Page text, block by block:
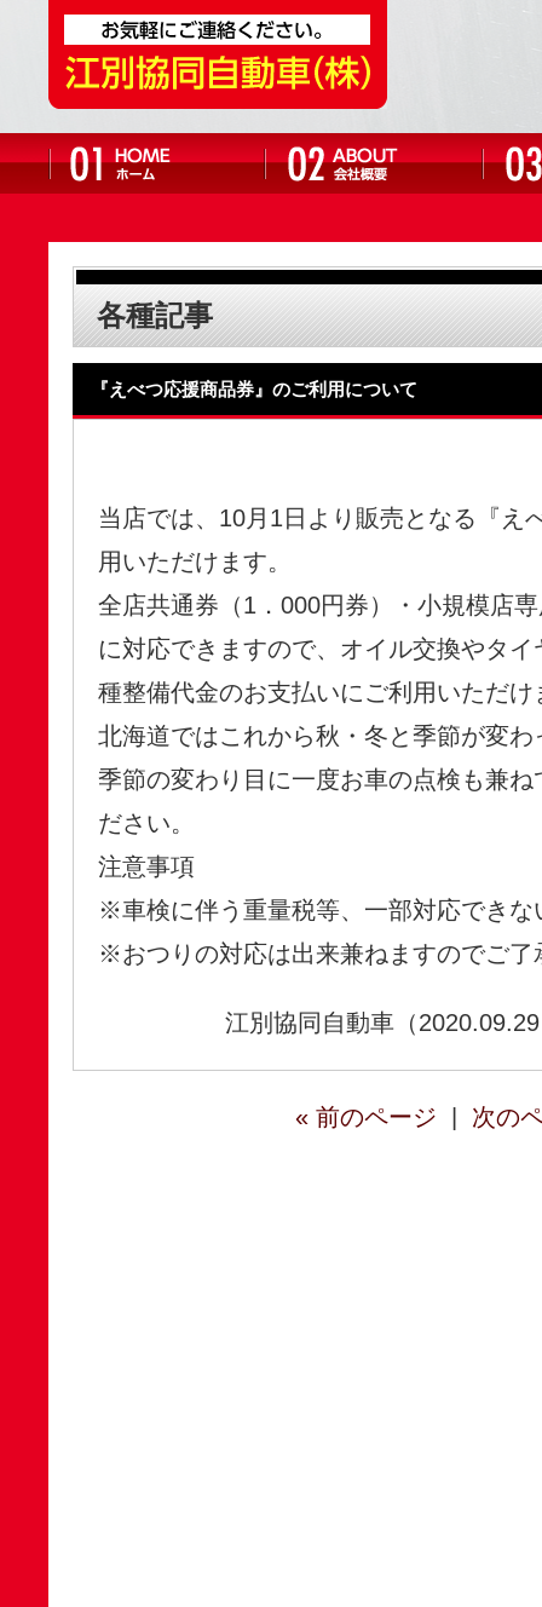
各種記事
『えべつ応援商品券』のご利用について
当店では、10月1日より販売となる『え
用いただけます。
全店共通券（1．000円券）・小規模店
に対応できますので、オイル交換やタ
種整備代金のお支払いにご利用いただけ
北海道ではこれから秋・冬と季節が変わ
季節の変わり目に一度お車の点検も兼
ださい。
注意事項
※車検に伴う重量税等、一部対応できな
※おつりの対応は出来兼ねますのでご了
江別協同自動車（
« 前のページ 次の